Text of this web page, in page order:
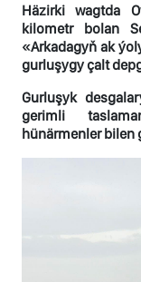
Häzirki wagtda
kilometr bolan
«Arkadagyň ak
gurluşygy çalt
Gurluşyk
gerimli
hünärmenler bilen